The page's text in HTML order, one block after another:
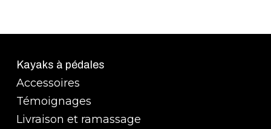
Kayaks à pédales
Accessoires
Témoignages
Livraison et ramassage